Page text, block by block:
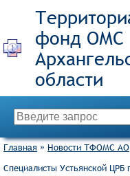
фонд ОМС
Главная » Новости ТФОМС АО
Специалисты Устьянской ЦРБ